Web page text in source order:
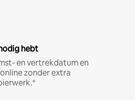
hebt
en vertrekdatum en
zonder extra